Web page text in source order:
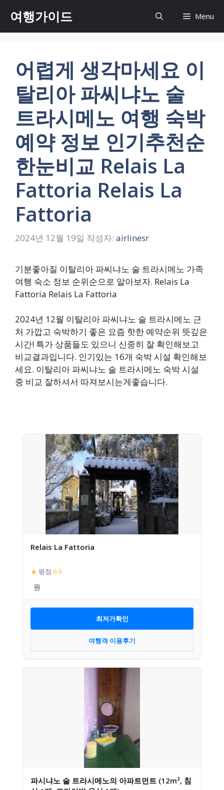
츠
여행가이드 Menu
어렵게 생각마세요 이
탈리아 파씨냐노 술
트라시메노 여행 숙박
예약 정보 인기추천순
한눈비교 Relais La
Fattoria Relais La
Fattoria
2024년 12월 19일 작성자: airlinesr
기분좋아질 이탈리아 파씨냐노 술 트라시메노 가족
여행 숙소 정보 순위순으로 알아보자. Relais La
Fattoria Relais La Fattoria
2024년 12월 이탈리아 파씨냐노 술 트라시메노 근
처 가깝고 숙박하기 좋은 요즘 핫한 예약순위 뜻깊은
시간! 특가 상품들도 있으니 신중히 잘 확인해보고
비교결과입니다. 인기있는 16개 숙박 시설 확인해보
세요. 이탈리아 파씨냐노 술 트라시메노 숙박 시설
중 비교 잘하셔서 따져보시는게좋습니다.
Relais La Fattoria
★ 평점 6.9
최저가확인
여행객 이용후기
파시냐노 술 트라시메노의 아파트먼트 (12m², 침